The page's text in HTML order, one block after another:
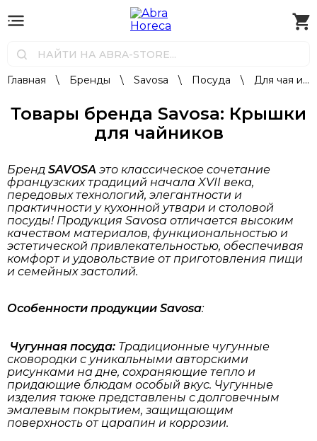
Главная \ Бренды \ Savosa \ Посуда \ Для чая и кофе
Товары бренда Savosa: Крышки
для чайников
Бренд SAVOSA это классическое сочетание
французских традиций начала XVII века,
передовых технологий, элегантности и
практичности у кухонной утвари и столовой
посуды! Продукция Savosa отличается высоким
качеством материалов, функциональностью и
эстетической привлекательностью, обеспечивая
комфорт и удовольствие от приготовления пищи
и семейных застолий.
Особенности продукции Savosa:
Чугунная посуда: Традиционные чугунные
сковородки с уникальными авторскими
рисунками на дне, сохраняющие тепло и
придающие блюдам особый вкус. Чугунные
изделия также представлены с долговечным
эмалевым покрытием, защищающим
поверхность от царапин и коррозии.